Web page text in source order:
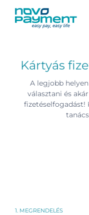
Ügyfélszolgálat
Kártyás
A legjobb
választani és
fizetéselfogadást!
1. MEGRENDELÉS